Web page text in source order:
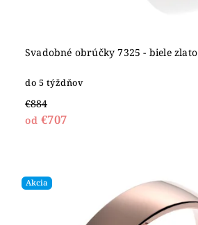
Svadobné obrúčky 7325 - biele zlato
do 5 týždňov
€884
od €707
Akcia